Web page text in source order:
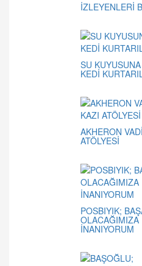
İZLEYENLERİ
SU
KEDİ
AKHERON
ATÖLYESİ
POSBIYIK;
OLACAĞIMIZA
İNANIYORUM